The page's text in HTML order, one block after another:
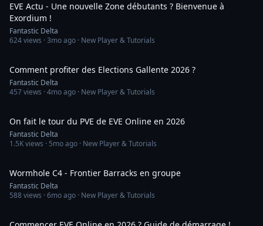
EVE Actu - Une nouvelle Zone débutants ? Bienvenue à
Exordium !
Fantastic Delta
624views ·3mo ago · New Player & Tutorials
Comment profiter des Elections Gallente 2026 ?
Fantastic Delta
457views ·4mo ago · New Player & Tutorials
On fait le tour du PVE de EVE Online en 2026
Fantastic Delta
1.5Kviews · 5mo ago · New Player & Tutorials
Wormhole C4 - Frontier Barracks en groupe
Fantastic Delta
588views ·6mo ago · New Player & Tutorials